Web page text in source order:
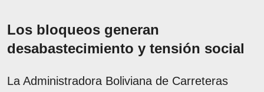
Los bloqueos generan
desabastecimiento y tensión social
La Administradora Boliviana de Carreteras